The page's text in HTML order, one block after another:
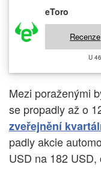
eToro
Recenze
U
Mezi poraženými
se propadly až o
zveřejnění
padly akcie
USD na 182